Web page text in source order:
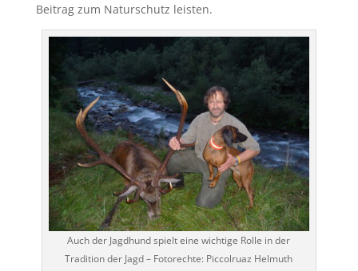
Beitrag zum Naturschutz leisten.
Auch der Jagdhund spielt eine wichtige Rolle in der
Tradition der Jagd – Fotorechte: Piccolruaz Helmuth